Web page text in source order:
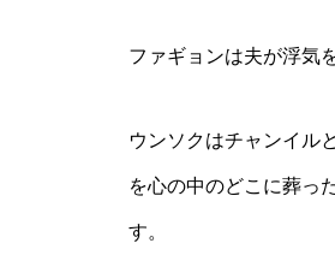
ファギョンは夫が浮気
ウンソクはチャンイル
を心の中のどこに葬っ
す。